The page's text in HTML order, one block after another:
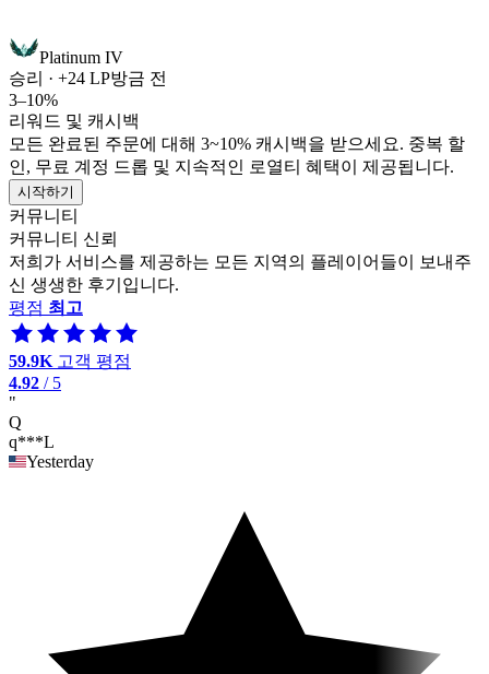
Platinum IV
승리 · +24 LP방금 전
3–10%
리워드 및 캐시백
모든 완료된 주문에 대해 3~10% 캐시백을 받으세요. 중복 할
인, 무료 계정 드롭 및 지속적인 로열티 혜택이 제공됩니다.
시작하기
커뮤니티
커뮤니티 신뢰
저희가 서비스를 제공하는 모든 지역의 플레이어들이 보내주
신 생생한 후기입니다.
평점 최고
59.9K 고객 평점
4.92 / 5
"
Q
q***L
Yesterday